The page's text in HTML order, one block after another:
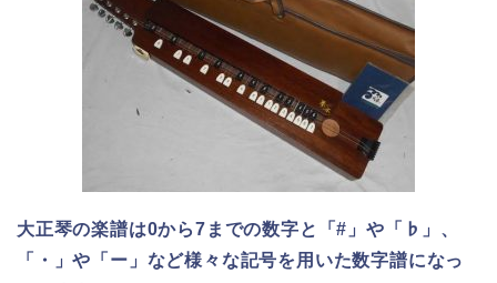
大正琴の楽譜は0から7までの数字と「#」や「♭」、
「・」や「ー」など様々な記号を用いた数字譜になっ